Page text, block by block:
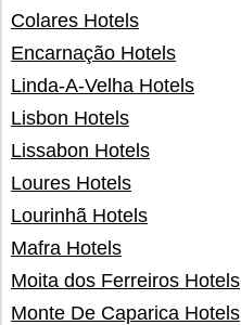
Colares Hotels
Encarnação Hotels
Linda-A-Velha Hotels
Lisbon Hotels
Lissabon Hotels
Loures Hotels
Lourinhã Hotels
Mafra Hotels
Moita dos Ferreiros Hotels
Monte De Caparica Hotels